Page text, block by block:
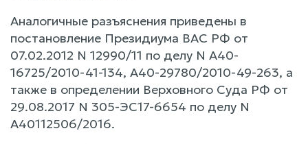
Аналогичные разъяснения приведены в
постановление Президиума ВАС РФ от
07.02.2012 N 12990/11 по делу N А40-
16725/2010-41-134, А40-29780/2010-49-263, а
также в определении Верховного Суда РФ от
29.08.2017 N 305-ЭС17-6654 по делу N
А40112506/2016.